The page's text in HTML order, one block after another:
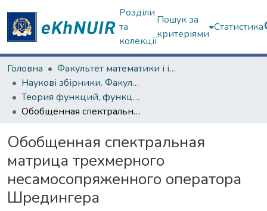
Розділи
та
колекції
Пошук за
критеріями
Статистика
Головна
Факультет математики і інформатики
Наукові збірники. Факультет математики і інформатики
Теория функций, функциональный анализ и их приложения (1965–1985 гг.)
Обобщенная спектральная матрица трехмерного несамосопряженного оператора Шредингера
Обобщенная спектральная
матрица трехмерного
несамосопряженного оператора
Шредингера